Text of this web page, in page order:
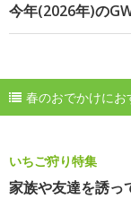
今年(2026年)の
春のおでかけにお
いちご狩り特集
家族や友達を誘っ